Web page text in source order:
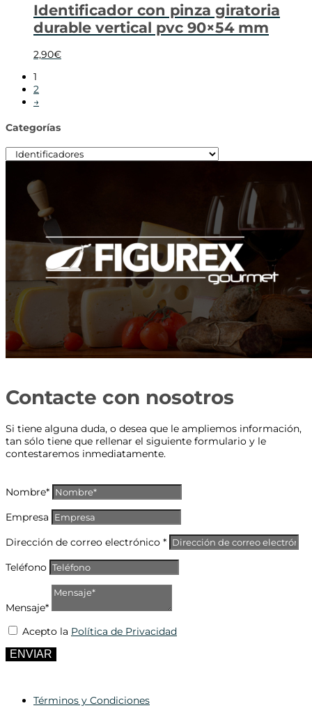
Identificador con pinza giratoria
durable vertical pvc 90×54 mm
2,90€
1
2
→
Categorías
Contacte con nosotros
Si tiene alguna duda, o desea que le ampliemos información,
tan sólo tiene que rellenar el siguiente formulario y le
contestaremos inmediatamente.
Nombre*
Empresa
Dirección de correo electrónico *
Teléfono
Mensaje*
Acepto la Política de Privacidad
ENVIAR
Términos y Condiciones